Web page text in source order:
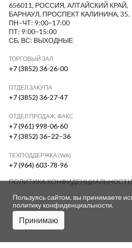
656011, РОССИЯ, АЛТАЙСКИЙ КРАЙ,
БАРНАУЛ, ПРОСПЕКТ КАЛИНИНА, 35.
ПН–ЧТ: 9:00–17:00
ПТ: 9:00–15:00
СБ, ВС: ВЫХОДНЫЕ
ТОРГОВЫЙ ЗАЛ
+7 (3852) 36-26-00
ОТДЕЛ ЗАКУПА
+7 (3852) 36-27-47
ОТДЕЛ ПРОДАЖ, ФАКС
+7 (961) 998-06-60
+7 (3852) 36–22–36
ТЕХПОДДЕРЖКА (WA)
+7 (964) 603-78-96
ПОЛИТИКА КОНФИДЕНЦИАЛЬНОСТИ
Пользуясь сайтом, вы принимаете
политику конфиденциальности.
Принимаю